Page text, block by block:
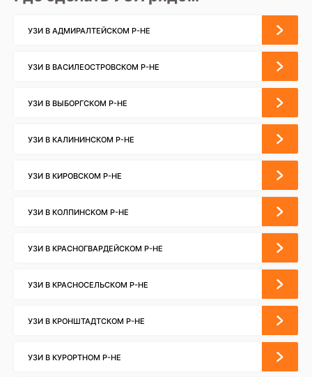
УЗИ В АДМИРАЛТЕЙСКОМ Р-НЕ
УЗИ В ВАСИЛЕОСТРОВСКОМ Р-НЕ
УЗИ В ВЫБОРГСКОМ Р-НЕ
УЗИ В КАЛИНИНСКОМ Р-НЕ
УЗИ В КИРОВСКОМ Р-НЕ
УЗИ В КОЛПИНСКОМ Р-НЕ
УЗИ В КРАСНОГВАРДЕЙСКОМ Р-НЕ
УЗИ В КРАСНОСЕЛЬСКОМ Р-НЕ
УЗИ В КРОНШТАДТСКОМ Р-НЕ
УЗИ В КУРОРТНОМ Р-НЕ